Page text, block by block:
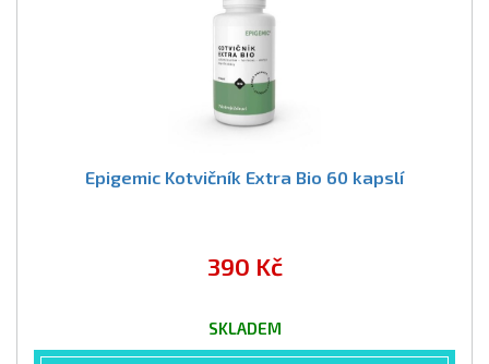
Epigemic Kotvičník Extra Bio 60 kapslí
390 Kč
SKLADEM